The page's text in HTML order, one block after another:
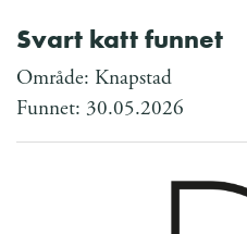
Svart katt funnet
Område: Knapstad
Funnet: 30.05.2026